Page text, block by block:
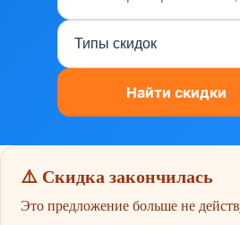
⚠️ Скидка закончилась
Это предложение больше не